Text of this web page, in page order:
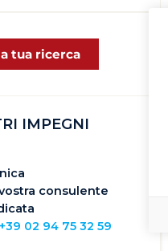
- Liguria
Eolie
tua ricerca
IMPEGNI
consulente
+39 02 94 75 32 59